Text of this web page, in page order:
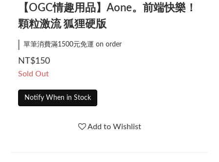
【OGC情趣用品】Aone。前端快樂！
顆粒激流 狐狸硬版
單筆消費滿1500元免運 on order
NT$150
Sold Out
Notify When in Stock
Add to Wishlist